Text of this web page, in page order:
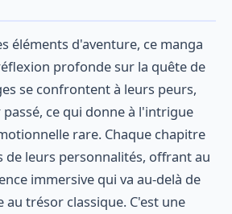
éléments d'aventure, ce manga
profonde sur la quête de
se confrontent à leurs peurs,
ce qui donne à l'intrigue
rare. Chaque chapitre
de leurs personnalités, offrant au
immersive qui va au-delà de
au trésor classique. C'est une